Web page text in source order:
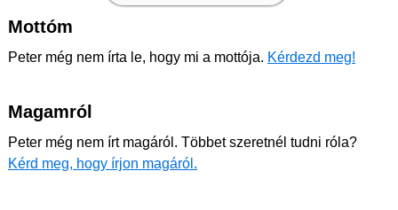
Mottóm
Peter még nem írta le, hogy mi a mottója. Kérdezd meg!
Magamról
Peter még nem írt magáról. Többet szeretnél tudni róla?
Kérd meg, hogy írjon magáról.